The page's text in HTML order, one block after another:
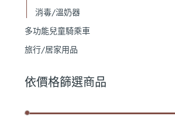
消毒/溫奶器
多功能兒童騎乘車
旅行/居家用品
依價格篩選商品